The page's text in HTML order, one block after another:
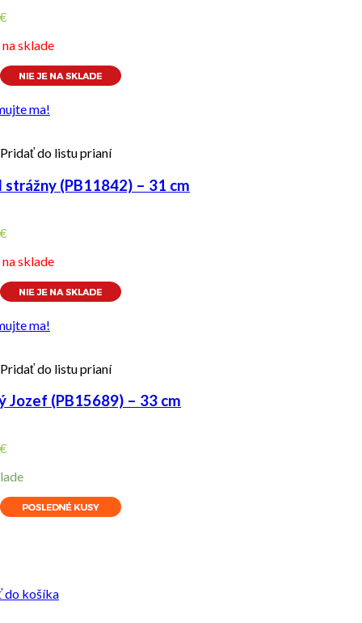
€
sklade
ma!
Pridať do listu prianí
strážny (PB11842) – 31 cm
€
sklade
ma!
Pridať do listu prianí
Jozef (PB15689) – 33 cm
€
do košíka